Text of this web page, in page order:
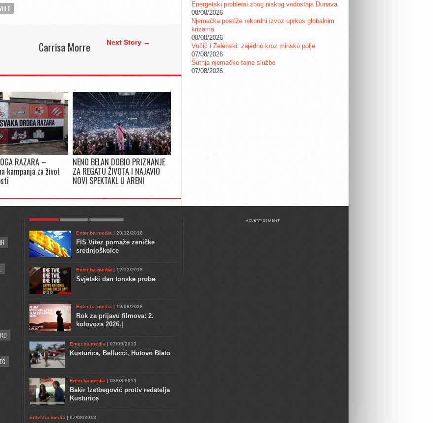
8
Next Story →
Carrisa Morre
RAZARA –
kampanja za život
NENO BELAN DOBIO PRIZNANJE
ZA REGATU ŽIVOTA I NAJAVIO
NOVI SPEKTAKL U ARENI
Energetski problemi zbog niskog vodostaja Dunava
08/08/2026
Njemačka postiže rekordni izvoz uprkos globalnim
krizama
08/08/2026
Vučić i Zelenski: zajedno kroz minsko polje
07/08/2026
Šutnja njemačke tajne službe
07/08/2026
Enter.ba media | 20/12/2018
FIS Vitez pomaže zeničke
srednjoškolce
Enter.ba media | 12/12/2018
Svjetski dan tonske probe
Enter.ba media | 19/06/2026
Rok za prijavu filmova: 2.
kolovoza 2026.|
Enter.ba media | 07/05/2013
Kusturica, Bellucci, Hutovo Blato
Enter.ba media | 03/08/2013
Bakir Izetbegović protiv redatelja
Kusturice
Enter.ba media | 07/08/2013
ADVERTISEMENT